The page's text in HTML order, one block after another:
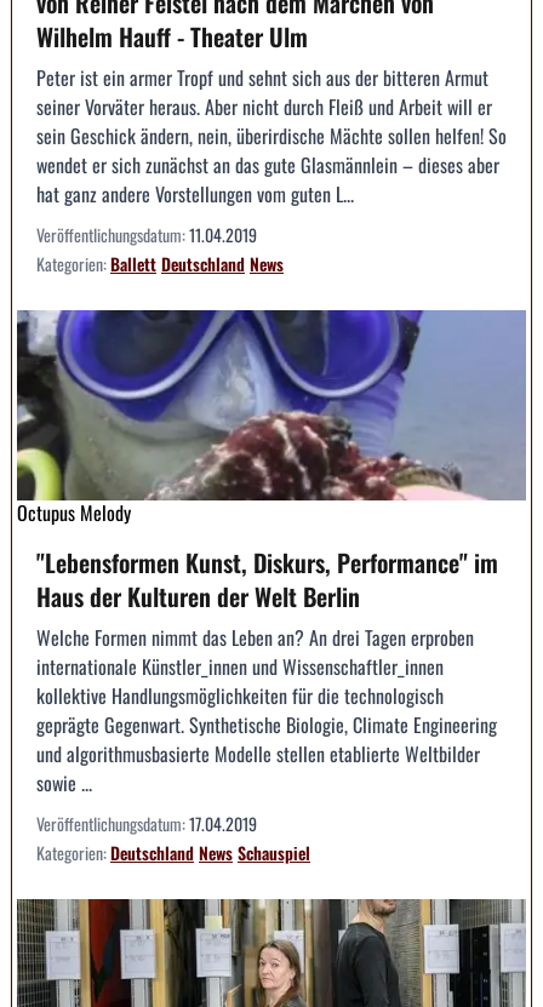
Wilhelm Hauff - Theater Ulm
Peter ist ein armer Tropf und sehnt sich aus der bitteren Armut
seiner Vorväter heraus. Aber nicht durch Fleiß und Arbeit will er
sein Geschick ändern, nein, überirdische Mächte sollen helfen! So
wendet er sich zunächst an das gute Glasmännlein – dieses aber
hat ganz andere Vorstellungen vom guten L...
Veröffentlichungsdatum:11.04.2019
Kategorien:BallettDeutschlandNews
Octupus Melody
"Lebensformen Kunst, Diskurs, Performance" im
Haus der Kulturen der Welt Berlin
Welche Formen nimmt das Leben an? An drei Tagen erproben
internationale Künstler_innen und Wissenschaftler_innen
kollektive Handlungsmöglichkeiten für die technologisch
geprägte Gegenwart. Synthetische Biologie, Climate Engineering
und algorithmusbasierte Modelle stellen etablierte Weltbilder
sowie ...
Veröffentlichungsdatum:17.04.2019
Kategorien:DeutschlandNewsSchauspiel